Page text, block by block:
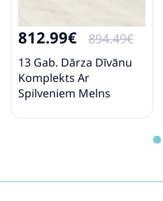
812.99€ 894.49€
13 Gab. Dārza Dīvānu
Komplekts Ar
Spilveniem Melns
Vidaxl